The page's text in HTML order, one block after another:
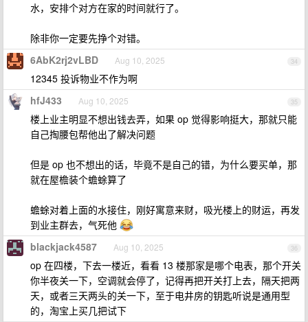
水，安排个对方在家的时间就行了。
除非你一定要先挣个对错。
34
6AbK2rj2vLBD Aug 10, 2025
12345 投诉物业不作为啊
35
hfJ433 Aug 10, 2025
楼上业主明显不想出钱去弄，如果 op 觉得影响挺大，那就只能
自己掏腰包帮他出了解决问题
但是 op 也不想出的话，毕竟不是自己的错，为什么要买单，那
就在屋檐装个蟾蜍算了
蟾蜍对着上面的水接住，刚好寓意来财，吸光楼上的财运，再发
到业主群去，气死他
36
blackjack4587 Aug 10, 2025
op 在四楼，下去一楼近，看看 13 楼那家是哪个电表，那个开关
你半夜关一下，空调就会停了，记得再把开关打上去，隔天把两
天，或者三天两头的关一下，至于电井房的钥匙听说是通用型
的，淘宝上买几把试下